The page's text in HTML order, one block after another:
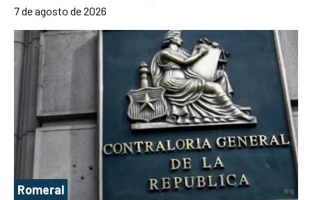
7 de agosto de 2026
Romeral